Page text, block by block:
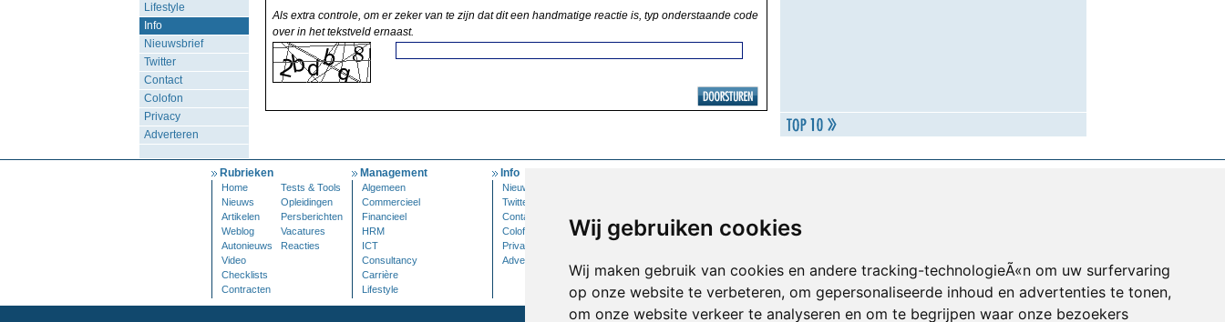
Wij gebruiken cookies
Wij maken gebruik van cookies en andere tracking-technologieÃ«n om uw surfervaring
op onze website te verbeteren, om gepersonaliseerde inhoud en advertenties te tonen,
om onze website verkeer te analyseren en om te begrijpen waar onze bezoekers
Lifestyle
Info
Nieuwsbrief
Twitter
Contact
Colofon
Privacy
Adverteren
Als extra controle, om er zeker van te zijn dat dit een handmatige reactie is, typ onderstaande code
over in het tekstveld ernaast.
Rubrieken
Home
Tests & Tools
Nieuws
Opleidingen
Artikelen
Persberichten
Weblog
Vacatures
Autonieuws
Reacties
Video
Checklists
Contracten
Management
Algemeen
Commercieel
Financieel
HRM
ICT
Consultancy
Carrière
Lifestyle
Info
Nieuwsbrief
Twitter
Contact
Colofon
Privacy
Adverteren